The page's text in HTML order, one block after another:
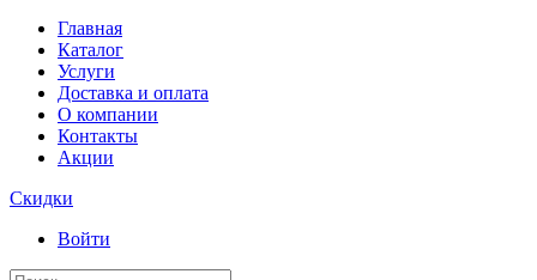
Главная
Каталог
Услуги
Доставка и оплата
О компании
Контакты
Акции
Скидки
Войти